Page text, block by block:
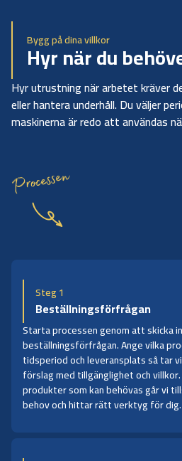
Bygg på dina villkor
Hyr när du
Hyr utrustning när arbetet kräver
eller hantera underhåll. Du väljer
maskinerna är redo att användas
Processen
Steg 1
Beställningsförfrågan
Starta processen genom att skicka
beställningsförfrågan. Ange vilka
tidsperiod och leveransplats så tar
förslag med tillgänglighet och
produkter som kan behövas går vi
behov och hittar rätt verktyg för dig.